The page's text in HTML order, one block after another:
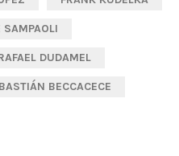
SAMPAOLI
DUDAMEL
BECCACECE